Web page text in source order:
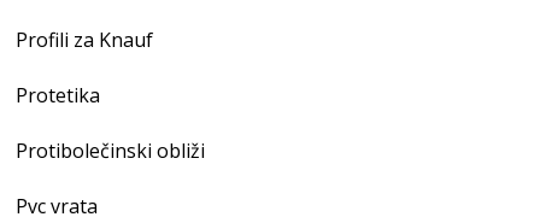
Profili za Knauf
Protetika
Protibolečinski obliži
Pvc vrata